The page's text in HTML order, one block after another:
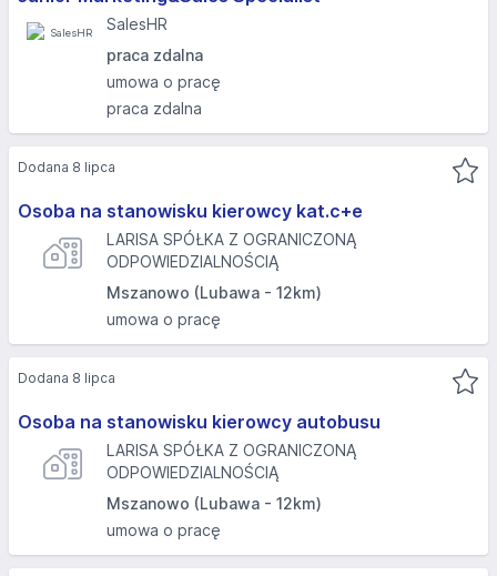
SalesHR
praca zdalna
umowa o pracę
praca zdalna
Osoba na stanowisku kierowcy kat.c+e
LARISA SPÓŁKA Z OGRANICZONĄ
ODPOWIEDZIALNOŚCIĄ
Mszanowo (Lubawa - 12km)
umowa o pracę
Dodana 8 lipca
Osoba na stanowisku kierowcy autobusu
LARISA SPÓŁKA Z OGRANICZONĄ
ODPOWIEDZIALNOŚCIĄ
Mszanowo (Lubawa - 12km)
umowa o pracę
Dodana 8 lipca